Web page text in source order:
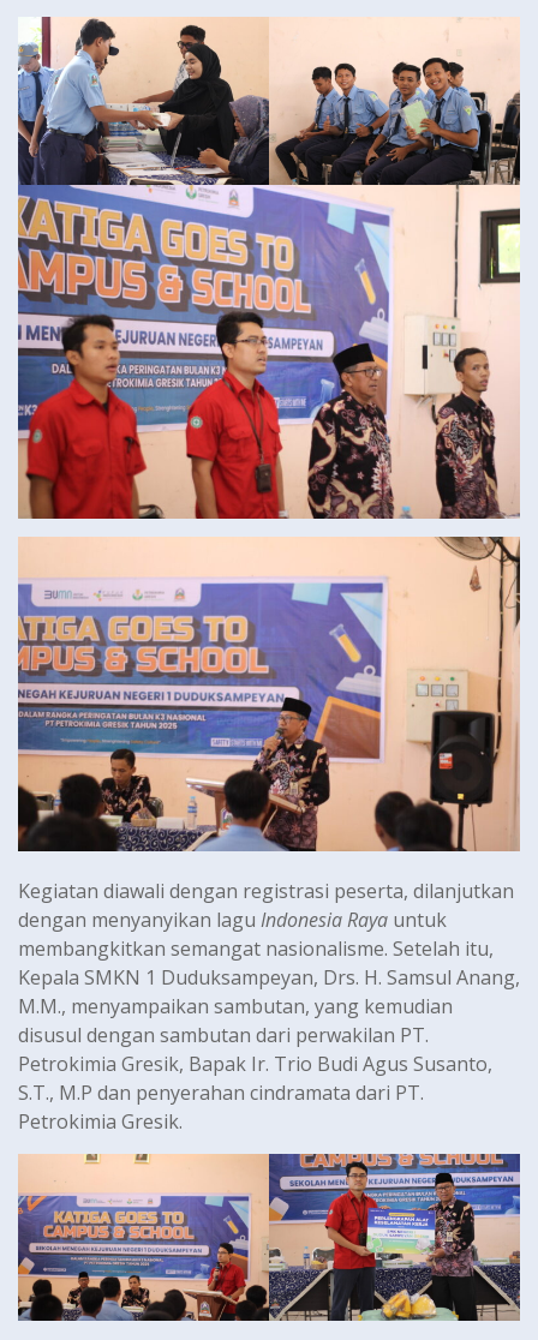
Kegiatan diawali dengan registrasi peserta, dilanjutkan
dengan menyanyikan lagu Indonesia Raya untuk
membangkitkan semangat nasionalisme. Setelah itu,
Kepala SMKN 1 Duduksampeyan, Drs. H. Samsul Anang,
M.M., menyampaikan sambutan, yang kemudian
disusul dengan sambutan dari perwakilan PT.
Petrokimia Gresik, Bapak Ir. Trio Budi Agus Susanto,
S.T., M.P dan penyerahan cindramata dari PT.
Petrokimia Gresik.